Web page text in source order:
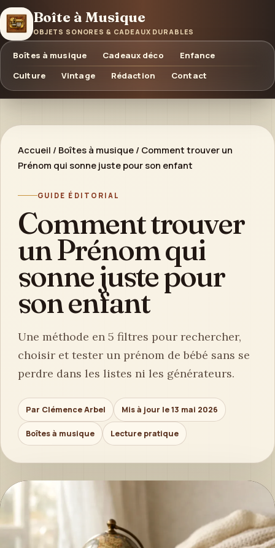
Boîte à Musique
OBJETS SONORES & CADEAUX DURABLES
Boîtes à musique Cadeaux déco
Enfance
Culture
Vintage Rédaction Contact
Accueil / Boîtes à musique / Comment trouver un
Prénom qui sonne juste pour son enfant
GUIDE ÉDITORIAL
Comment trouver
un Prénom qui
sonne juste pour
son enfant
Une méthode en 5 filtres pour rechercher,
choisir et tester un prénom de bébé sans se
perdre dans les listes ni les générateurs.
Par Clémence Arbel Mis à jour le 13 mai 2026
Boîtes à musique Lecture pratique